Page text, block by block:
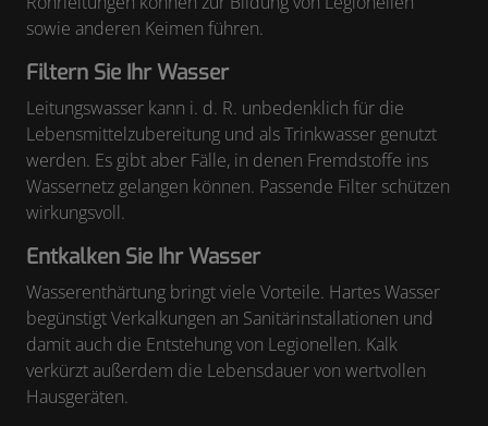
sowie anderen Keimen führen.
Filtern Sie Ihr Wasser
Leitungswasser kann i. d. R. unbedenklich für die
Lebensmittelzubereitung und als Trinkwasser genutzt
werden. Es gibt aber Fälle, in denen Fremdstoffe ins
Wassernetz gelangen können. Passende Filter schützen
wirkungsvoll.
Entkalken Sie Ihr Wasser
Wasserenthärtung bringt viele Vorteile. Hartes Wasser
begünstigt Verkalkungen an Sanitärinstallationen und
damit auch die Entstehung von Legionellen. Kalk
verkürzt außerdem die Lebensdauer von wertvollen
Hausgeräten.